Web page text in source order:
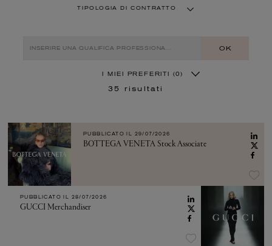
TIPOLOGIA DI CONTRATTO
OK
I MIEI PREFERITI (0)
35 risultati
PUBBLICATO IL 29/07/2026
BOTTEGA VENETA Stock Associate
PUBBLICATO IL 28/07/2026
GUCCI Merchandiser